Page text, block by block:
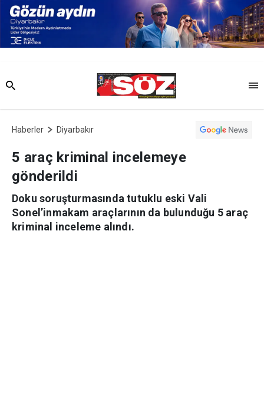
Haberler Diyarbakır
5 araç kriminal incelemeye
gönderildi
Doku soruşturmasında tutuklu eski Vali
Sonel’inmakam araçlarının da bulunduğu 5 araç
kriminal inceleme alındı.